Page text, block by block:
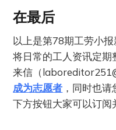
在最后
以上是第78期工劳小
将日常的工人资讯定
来信（
成为志愿者 ，同时也
下方按钮大家可以订阅